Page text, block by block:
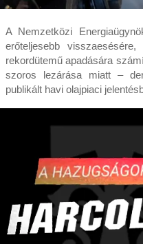
A Nemzetközi
erőteljesebb
rekordütemű apadására
szoros lezárása miatt –
publikált havi olajpiaci